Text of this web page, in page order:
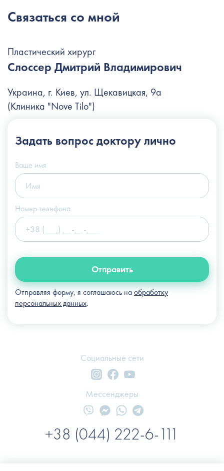
Связаться со мной
Пластический хирург
Слоссер Дмитрий Владимирович
Украина, г. Киев, ул. Щекавицкая, 9а
(Клиника "Nove Tilo")
+38 (066) 122-6-111
info@slosser.com.ua
Задать вопросдоктору лично
Ваше имя
Номер телефона
Отправить
Отправляя форму, я соглашаюсь наобработку
персональных данных.
Социальные сети
+38 (044) 222-6-111
Мессенджеры